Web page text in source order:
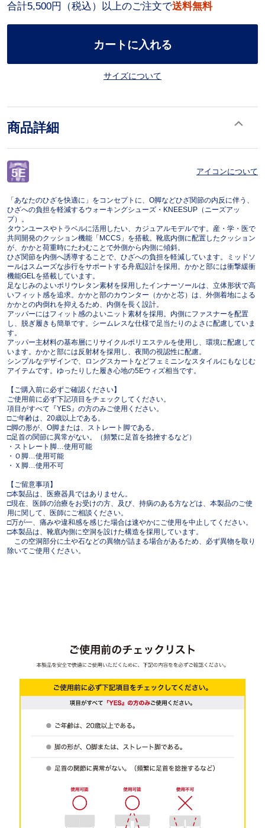
合計5,500円（税込）以上のご注文で送料無料
カートに入れる
サイズについて
商品詳細
アイコンについて
「あなたのひざを快適に」をコンセプトに、O脚などひざ関節の内反に伴う、
ひざへの負担を軽減するウォーキングシューズ・KNEESUP（ニーズアッ
プ）。
タウンユースやトラベルに活用したい、カジュアルモデルです。産・学・医で
共同開発のクッション機能「MCCS」を搭載。靴底内側に配置したクッション
が、かかと荷重時にたわむことで外側から内側に傾斜。
ひざ関節を内側へ誘導することで、ひざへの負担を軽減しています。ミッドソ
ールはスムーズな歩行をサポートする舟底設計を採用。かかと部には衝撃緩衝
機能GELを搭載しています。
足なじみのよいポリウレタン素材を採用したインナーソールは、立体形状で高
いフィット感を追求。かかと部のカウンター（かかと芯）は、外側着地による
かかとの内倒れを抑えるため、内側を長く設計。
アッパーにはフィット感のよいニット素材を採用。内側にファスナーを配置
し、脱ぎ履きも簡単です。シームレスな仕様で足当たりのよさに配慮していま
す。
アッパー主材料の基布層にリサイクルポリエステルを使用し、環境に配慮して
います。かかと部には反射材を採用し、夜間の視認性に配慮。
シンプルなデザインで、ロングスカートなどフェミニンなスタイルにもなじむ
アイテムです。ゆったりした履き心地の5Eウィズ相当です。
【ご購入前に必ずご確認ください】
ご使用前に必ず下記項目をチェックしてください。
項目がすべて『YES』の方のみご使用ください。
□ご年齢は、20歳以上である。
□脚の形が、O脚または、ストレート脚である。
□足首の関節に異常がない。（頻繁に足首を捻挫するなど）
・ストレート脚…使用可能
・Ｏ脚…使用可能
・Ｘ脚…使用不可
【ご留意事項】
□本製品は、医療器具ではありません。
□現在、医師の治療をお受けの方、及び、持病のある方などは、本製品のご使
用に関して、医師にご相談ください。
□万が一、痛みや違和感を感じた場合は速やかにご使用を中止してください。
□本製品は、靴底内側に空洞を設けた構造を採用しています。
この空洞部分に土や石などの異物が詰まる場合があるため、必ず異物を取り
除いてご使用ください。